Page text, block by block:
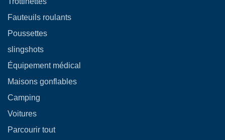
Fauteuils roulants
Poussettes
slingshots
Équipement médical
Maisons gonflables
Camping
Voitures
Parcourir tout